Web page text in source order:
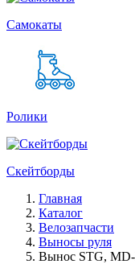
Самокаты
Ролики
Скейтборды
Главная
Каталог
Велозапчасти
Выносы руля
Вынос STG,